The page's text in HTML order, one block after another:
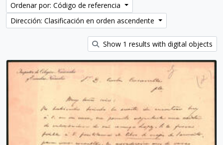
Ordenar por: Código de referencia
Dirección: Clasificación en orden ascendente
Show 1 results with digital objects